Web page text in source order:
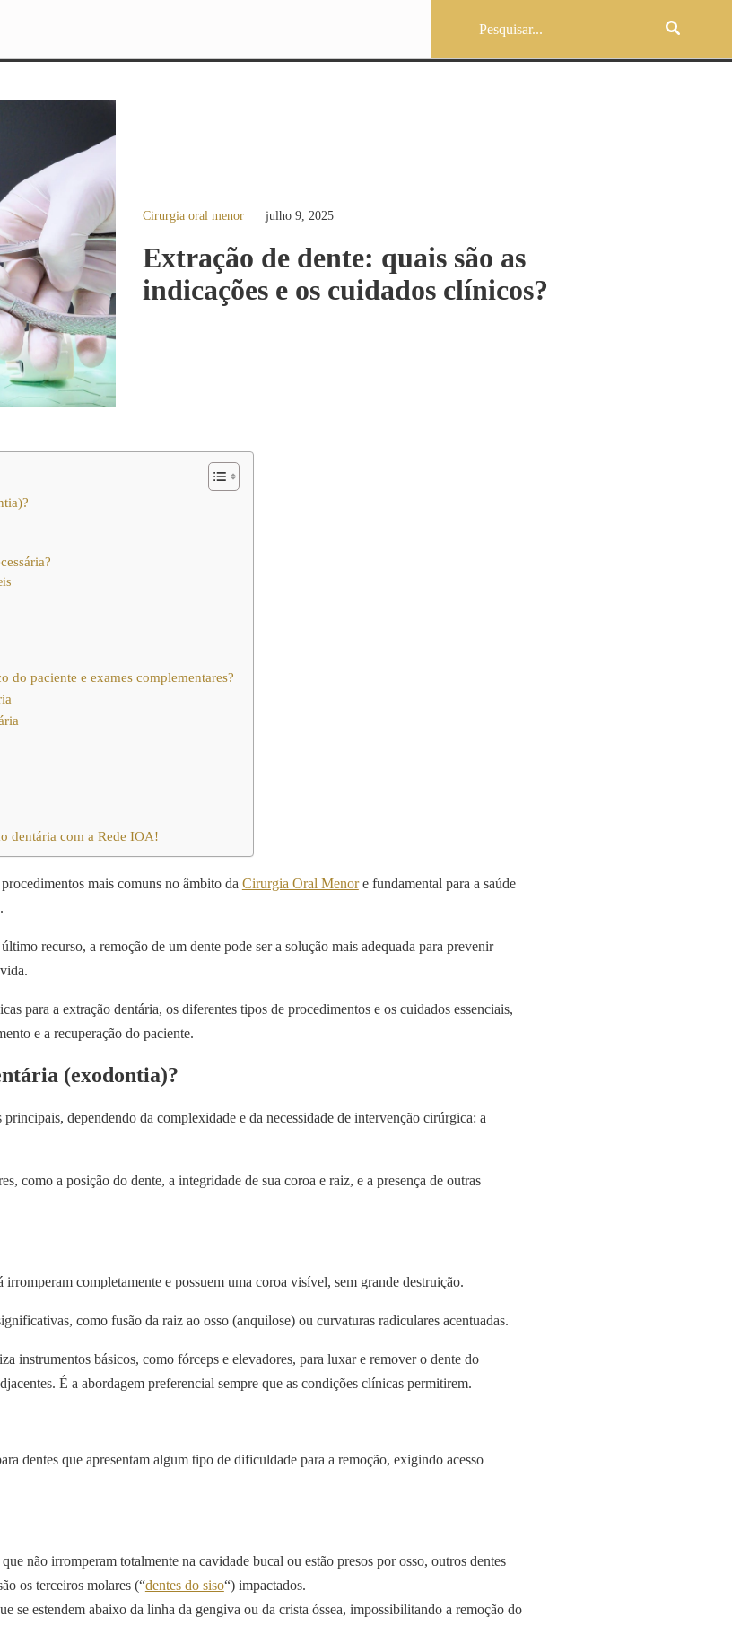
Cirurgia oral menor julho 9, 2025
Extração de dente: quais são as
indicações e os cuidados clínicos?
do paciente e exames complementares?
dentária com a Rede IOA!
mais comuns no âmbito da Cirurgia Oral Menore fundamental para a saúde
recurso, a remoção de um dente pode ser a solução mais adequada para prevenir
para a extração dentária, os diferentes tipos de procedimentos e os cuidados essenciais,
e a recuperação do paciente.
(exodontia)?
dependendo da complexidade e da necessidade de intervenção cirúrgica: a
como a posição do dente, a integridade de sua coroa e raiz, e a presença de outras
completamente e possuem uma coroa visível, sem grande destruição.
como fusão da raiz ao osso (anquilose) ou curvaturas radiculares acentuadas.
instrumentos básicos, como fórceps e elevadores, para luxar e remover o dente do
É a abordagem preferencial sempre que as condições clínicas permitirem.
dentes que apresentam algum tipo de dificuldade para a remoção, exigindo acesso
que não irromperam totalmente na cavidade bucal ou estão presos por osso, outros dentes
os terceiros molares (“dentes do siso“) impactados.
se estendem abaixo da linha da gengiva ou da crista óssea, impossibilitando a remoção do